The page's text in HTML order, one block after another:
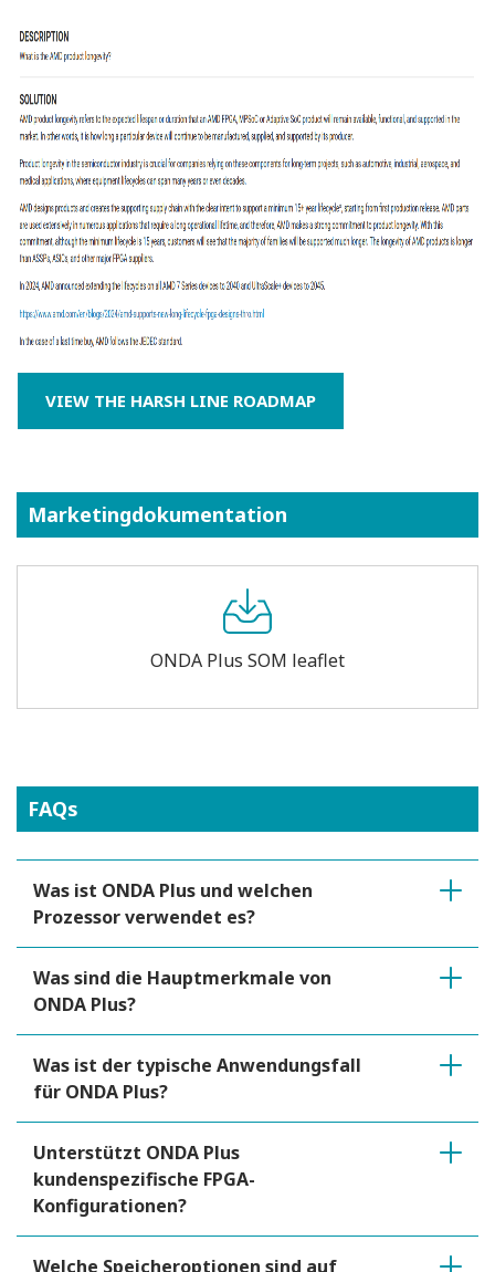
VIEW THE HARSH LINE ROADMAP
Marketingdokumentation
ONDA Plus SOM leaflet
FAQs
Was ist ONDA Plus und welchen
Prozessor verwendet es?
Was sind die Hauptmerkmale von
ONDA Plus?
Was ist der typische Anwendungsfall
für ONDA Plus?
Unterstützt ONDA Plus
kundenspezifische FPGA-
Konfigurationen?
Welche Speicheroptionen sind auf